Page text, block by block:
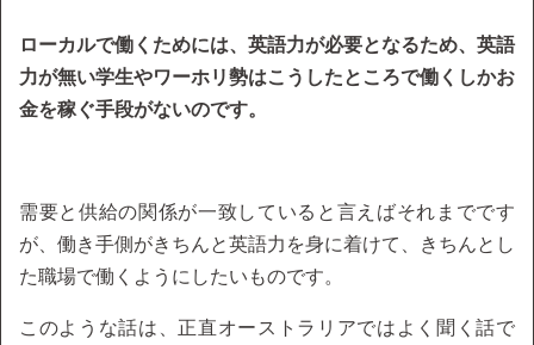
ローカルで働くためには、英語力が必要となるため、英語
力が無い学生やワーホリ勢はこうしたところで働くしかお
金を稼ぐ手段がないのです。
需要と供給の関係が一致していると言えばそれまでです
が、働き手側がきちんと英語力を身に着けて、きちんとし
た職場で働くようにしたいものです。
このような話は、正直オーストラリアではよく聞く話で